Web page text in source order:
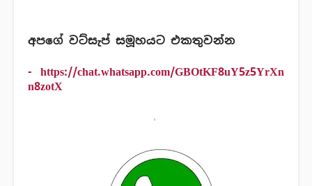
අපගේ වට්සැප් සමූහයට එකතුවන්න
- https://chat.whatsapp.com/GBOtKF8uY5z5YrXn
n8zotX